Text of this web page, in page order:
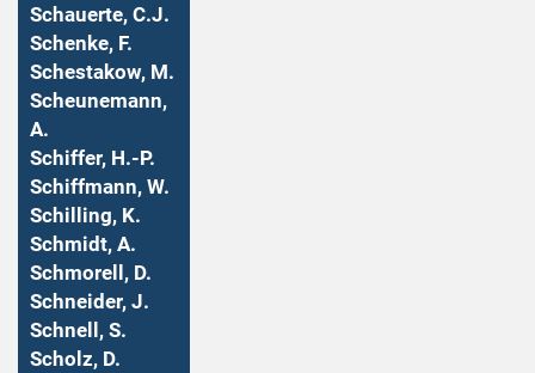
Schauerte, C.J.
Schenke, F.
Schestakow, M.
Scheunemann,
A.
Schiffer, H.-P.
Schiffmann, W.
Schilling, K.
Schmidt, A.
Schmorell, D.
Schneider, J.
Schnell, S.
Scholz, D.